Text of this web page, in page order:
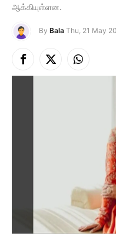
ஆக்கியுள்ளன.
By Bala Thu, 21 May
Facebook
X
(Twitter)
Instagram